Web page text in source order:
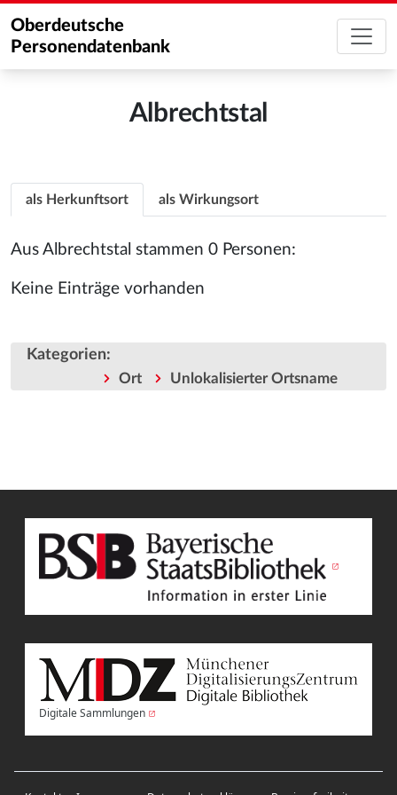
Oberdeutsche
Personendatenbank
Albrechtstal
als Herkunftsort als Wirkungsort
Aus Albrechtstal stammen 0 Personen:
Keine Einträge vorhanden
Kategorien:
Ort Unlokalisierter Ortsname
Digitale Sammlungen